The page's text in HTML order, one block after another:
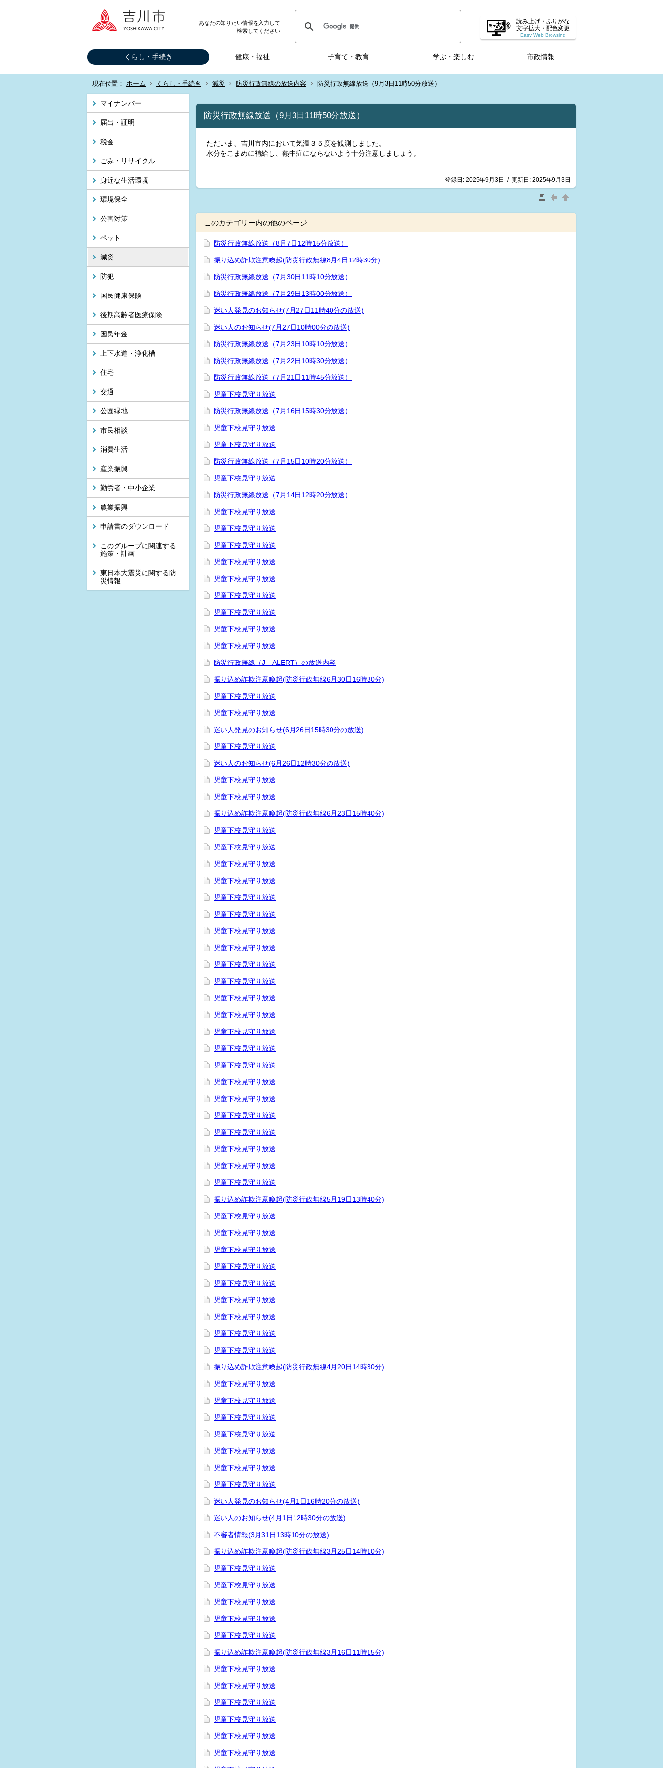
あなたの知りたい情報を入力して
検索してください
読み上げ・ふりがな
文字拡大・配色変更
Easy Web Browsing
くらし・手続き 健康・福祉 子育て・教育 学ぶ・楽しむ 市政情報
現在位置： ホーム くらし・手続き 減災 防災行政無線の放送内容 防災行政無線放送（9月3日11時50分放送）
マイナンバー
届出・証明
税金
ごみ・リサイクル
身近な生活環境
環境保全
公害対策
ペット
減災
防犯
国民健康保険
後期高齢者医療保険
国民年金
上下水道・浄化槽
住宅
交通
公園緑地
市民相談
消費生活
産業振興
勤労者・中小企業
農業振興
申請書のダウンロード
このグループに関連する
施策・計画
東日本大震災に関する防
災情報
防災行政無線放送（9月3日11時50分放送）
ただいま、吉川市内において気温３５度を観測しました。
水分をこまめに補給し、熱中症にならないよう十分注意しましょう。
登録日: 2025年9月3日 / 更新日: 2025年9月3日
このカテゴリー内の他のページ
防災行政無線放送（8月7日12時15分放送）
振り込め詐欺注意喚起(防災行政無線8月4日12時30分)
防災行政無線放送（7月30日11時10分放送）
防災行政無線放送（7月29日13時00分放送）
迷い人発見のお知らせ(7月27日11時40分の放送)
迷い人のお知らせ(7月27日10時00分の放送)
防災行政無線放送（7月23日10時10分放送）
防災行政無線放送（7月22日10時30分放送）
防災行政無線放送（7月21日11時45分放送）
児童下校見守り放送
防災行政無線放送（7月16日15時30分放送）
児童下校見守り放送
児童下校見守り放送
防災行政無線放送（7月15日10時20分放送）
児童下校見守り放送
防災行政無線放送（7月14日12時20分放送）
児童下校見守り放送
児童下校見守り放送
児童下校見守り放送
児童下校見守り放送
児童下校見守り放送
児童下校見守り放送
児童下校見守り放送
児童下校見守り放送
児童下校見守り放送
防災行政無線（J－ALERT）の放送内容
振り込め詐欺注意喚起(防災行政無線6月30日16時30分)
児童下校見守り放送
児童下校見守り放送
迷い人発見のお知らせ(6月26日15時30分の放送)
児童下校見守り放送
迷い人のお知らせ(6月26日12時30分の放送)
児童下校見守り放送
児童下校見守り放送
振り込め詐欺注意喚起(防災行政無線6月23日15時40分)
児童下校見守り放送
児童下校見守り放送
児童下校見守り放送
児童下校見守り放送
児童下校見守り放送
児童下校見守り放送
児童下校見守り放送
児童下校見守り放送
児童下校見守り放送
児童下校見守り放送
児童下校見守り放送
児童下校見守り放送
児童下校見守り放送
児童下校見守り放送
児童下校見守り放送
児童下校見守り放送
児童下校見守り放送
児童下校見守り放送
児童下校見守り放送
児童下校見守り放送
児童下校見守り放送
児童下校見守り放送
振り込め詐欺注意喚起(防災行政無線5月19日13時40分)
児童下校見守り放送
児童下校見守り放送
児童下校見守り放送
児童下校見守り放送
児童下校見守り放送
児童下校見守り放送
児童下校見守り放送
児童下校見守り放送
児童下校見守り放送
振り込め詐欺注意喚起(防災行政無線4月20日14時30分)
児童下校見守り放送
児童下校見守り放送
児童下校見守り放送
児童下校見守り放送
児童下校見守り放送
児童下校見守り放送
児童下校見守り放送
迷い人発見のお知らせ(4月1日16時20分の放送)
迷い人のお知らせ(4月1日12時30分の放送)
不審者情報(3月31日13時10分の放送)
振り込め詐欺注意喚起(防災行政無線3月25日14時10分)
児童下校見守り放送
児童下校見守り放送
児童下校見守り放送
児童下校見守り放送
児童下校見守り放送
振り込め詐欺注意喚起(防災行政無線3月16日11時15分)
児童下校見守り放送
児童下校見守り放送
児童下校見守り放送
児童下校見守り放送
児童下校見守り放送
児童下校見守り放送